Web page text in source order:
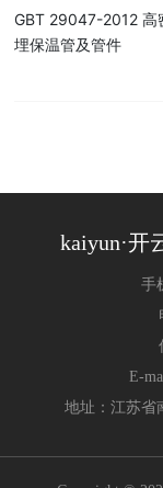
GBT 29047-2012 高
埋保温管及管件
kaiyun·开
手
E-
地址：江苏省